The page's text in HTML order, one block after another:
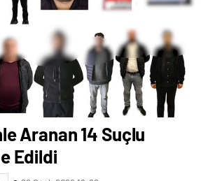
Aranan 14 Suçlu
Edildi